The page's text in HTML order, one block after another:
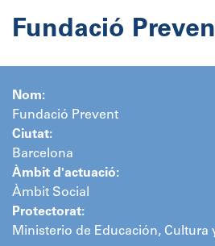
Fundació
Nom:
Fundació Prevent
Ciutat:
Barcelona
Àmbit d'actuació:
Àmbit Social
Protectorat:
Ministerio de Educación, Cultura